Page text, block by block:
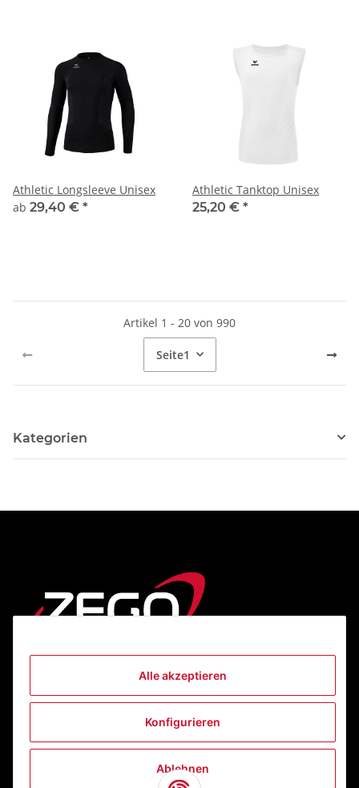
Alle akzeptieren
Konfigurieren
Ablehnen
Athletic Longsleeve Unisex
ab 29,40 € *
Athletic Tanktop Unisex
25,20 € *
Artikel 1 - 20 von 990
Seite1
Kategorien
Informationen